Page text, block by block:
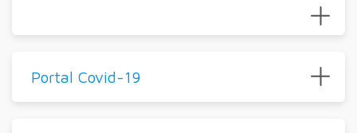
Portal Covid-19